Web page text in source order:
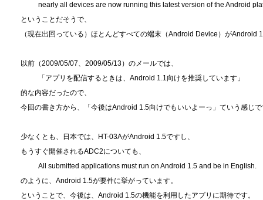
nearly all devices are now running this latest version of the Android
ということだそうで、
（現在出回っている）ほとんどすべての端末（Android Device）がAndroid
以前（2009/05/07、2009/05/13）のメールでは、
「アプリを配信するときは、Android 1.1向けを推奨しています」
的な内容だったので、
今回の書き方から、「今後はAndroid 1.5向けでもいいよーっ」ていう感じ
少なくとも、日本では、HT-03AがAndroid 1.5ですし、
もうすぐ開催されるADC2についても、
All submitted applications must run on Android 1.5 and be in English.
のように、Android 1.5が要件に挙がっています。
ということで、今後は、Android 1.5の機能を利用したアプリに期待です。